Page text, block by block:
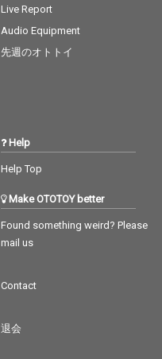
Live Report
Audio Equipment
先週のオトトイ
Help
Help Top
Make OTOTOY better
Found something weird? Please
mail us
Contact
退会